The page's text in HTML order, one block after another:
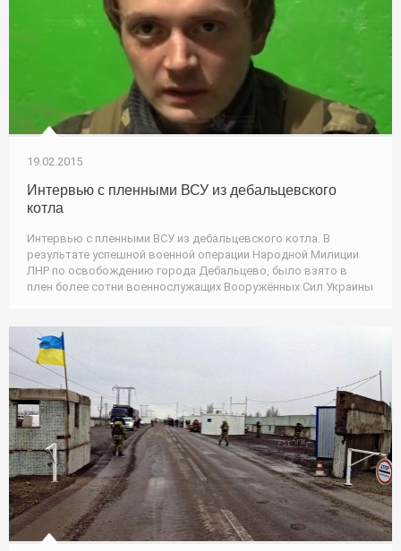
19.02.2015
Интервью с пленными ВСУ из дебальцевского
котла
Интервью с пленными ВСУ из дебальцевского котла. В
результате успешной военной операции Народной Милиции
ЛНР по освобождению города Дебальцево, было взято в
плен более сотни военнослужащих Вооружённых Сил Украины